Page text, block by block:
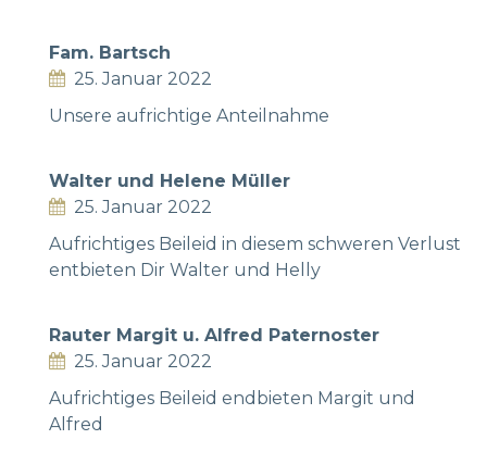
Fam. Bartsch
25. Januar 2022
Unsere aufrichtige Anteilnahme
Walter und Helene Müller
25. Januar 2022
Aufrichtiges Beileid in diesem schweren Verlust
entbieten Dir Walter und Helly
Rauter Margit u. Alfred Paternoster
25. Januar 2022
Aufrichtiges Beileid endbieten Margit und
Alfred